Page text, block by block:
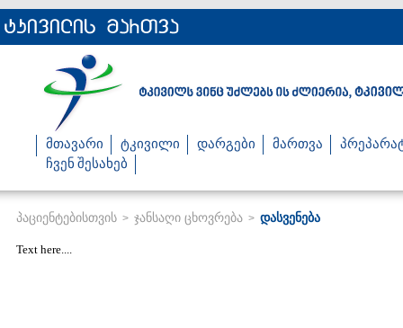
მთავარი ტკივილი დარგები მართვა
ჩვენ შესახებ
პაციენტებისთვის > ჯანსაღი ცხოვრება > დასვენება
Text here....